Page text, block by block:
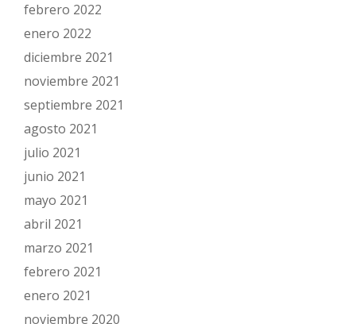
febrero 2022
enero 2022
diciembre 2021
noviembre 2021
septiembre 2021
agosto 2021
julio 2021
junio 2021
mayo 2021
abril 2021
marzo 2021
febrero 2021
enero 2021
noviembre 2020